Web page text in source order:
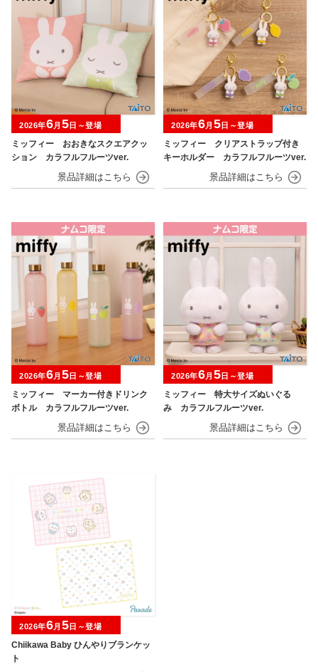
ミッフィー おおきなスクエアクッ
ション カラフルフルーツver.
2026年6月 5日～登場
ミッフィー クリアストラップ付き
キーホルダー カラフルフルーツver.
2026年6月 5日～登場
ミッフィー マーカー付きドリンク
ボトル カラフルフルーツver.
2026年6月 5日～登場
ミッフィー 特大サイズぬいぐる
み カラフルフルーツver.
2026年6月 5日～登場
Chiikawa Baby ひんやりブランケッ
ト
2026年6月 5 日～登場